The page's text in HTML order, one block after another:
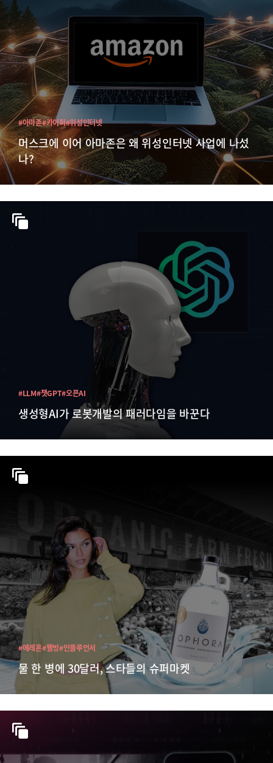
머스크에 이어 아마존은 왜 위성인터넷 사업에 나섰
나?
#아마존#카이퍼#위성인터넷
생성형AI가 로봇개발의 패러다임을 바꾼다
#LLM#챗GPT#오픈AI
물 한 병에 30달러, 스타들의 슈퍼마켓
#에레혼#웰빙#인플루언서